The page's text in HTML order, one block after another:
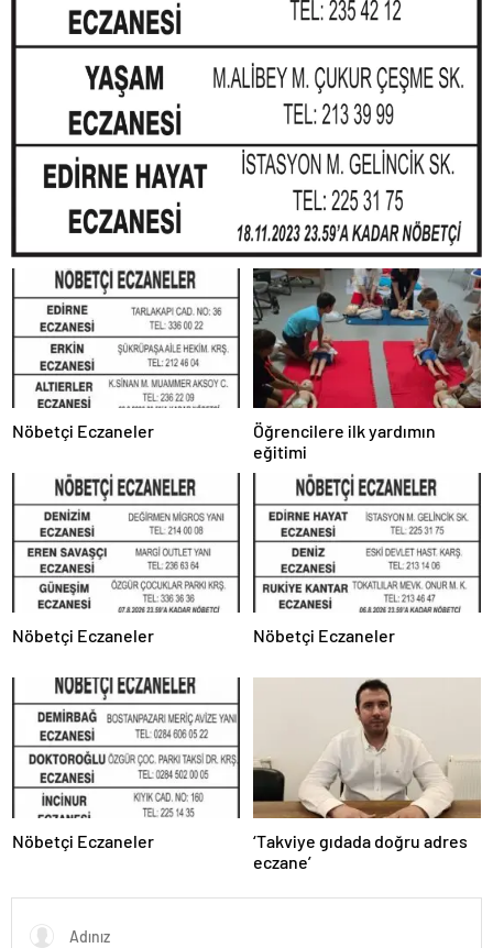
Nöbetçi Eczaneler
Öğrencilere ilk yardımın
eğitimi
Nöbetçi Eczaneler Nöbetçi Eczaneler
Nöbetçi Eczaneler
‘Takviye gıdada doğru adres
eczane’